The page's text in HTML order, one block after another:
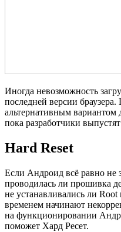
Иногда невозможность
последней версии браузера.
альтернативным вариантом
пока разработчики
Hard Reset
Если Андроид всё равно не
проводилась ли прошивка
не устанавливались ли
временем начинают
на функционировании
поможет Хард Ресет.